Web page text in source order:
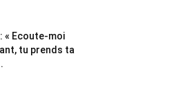
« Ecoute-moi
tu prends ta